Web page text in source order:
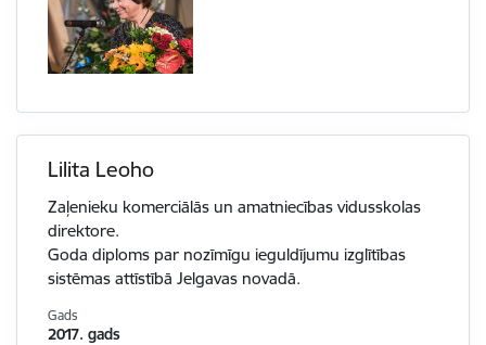
Lilita Leoho
Zaļenieku komerciālās un amatniecības vidusskolas
direktore.
Goda diploms par nozīmīgu ieguldījumu izglītības
sistēmas attīstībā Jelgavas novadā.
Gads
2017. gads